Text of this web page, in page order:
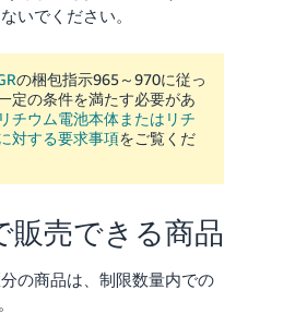
いでください。
の梱包指示965～970に従っ
定の条件を満たす必要があ
リチウム電池本体またはリチ
対する要求事項をご覧くだ
販売できる商品
の商品は、制限数量内での